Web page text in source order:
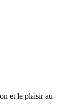
et le plaisir au-